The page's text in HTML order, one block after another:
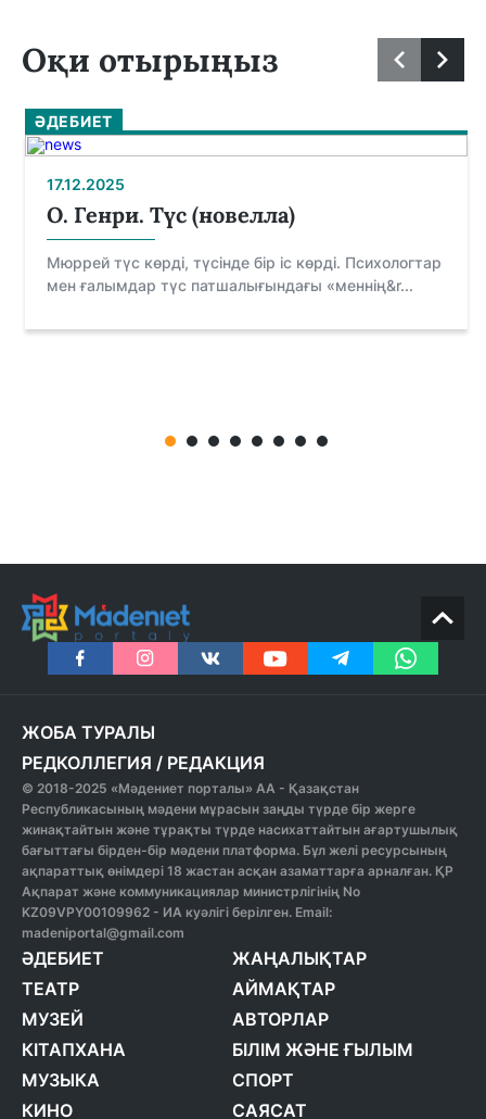
Оқи отырыңыз
ӘДЕБИЕТ
17.12.2025
О. Генри. Түс (новелла)
Мюррей түс көрді, түсінде бір іс көрді. Психологтар
мен ғалымдар түс патшалығындағы «меннің&r...
ЖОБА ТУРАЛЫ
РЕДКОЛЛЕГИЯ / РЕДАКЦИЯ
© 2018-2025 «Мәдениет порталы» АА - Қазақстан
Республикасының мәдени мұрасын заңды түрде бір жерге
жинақтайтын және тұрақты түрде насихаттайтын ағартушылық
бағыттағы бірден-бір мәдени платформа. Бұл желі ресурсының
ақпараттық өнімдері 18 жастан асқан азаматтарға арналған. ҚР
Ақпарат және коммуникациялар министрлігінің No
KZ09VPY00109962 - ИА куәлігі берілген. Email:
madeniportal@gmail.com
ӘДЕБИЕТ
ТЕАТР
МУЗЕЙ
КІТАПХАНА
МУЗЫКА
КИНО
ЖАҢАЛЫҚТАР
АЙМАҚТАР
АВТОРЛАР
БІЛІМ ЖӘНЕ ҒЫЛЫМ
СПОРТ
САЯСАТ